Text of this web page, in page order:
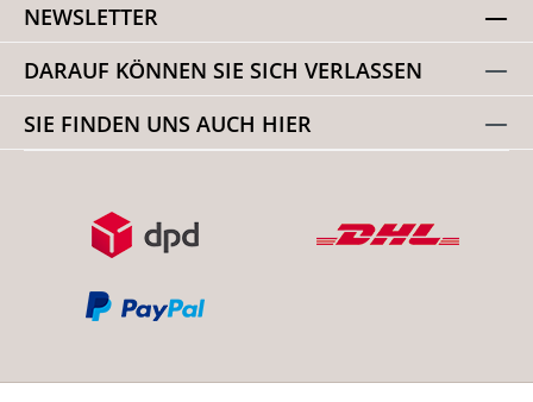
NEWSLETTER
DARAUF KÖNNEN SIE SICH VERLASSEN
SIE FINDEN UNS AUCH HIER